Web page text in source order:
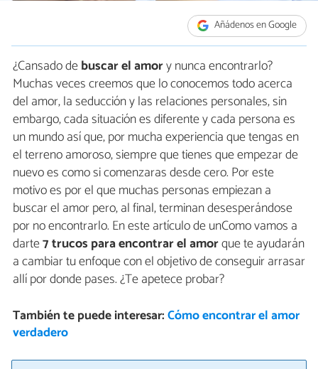
Añádenos en Google
¿Cansado debuscar el amory nunca encontrarlo?
Muchas veces creemos que lo conocemos todo acerca
del amor, la seducción y las relaciones personales, sin
embargo, cada situación es diferente y cada persona es
un mundo así que, por mucha experiencia que tengas en
el terreno amoroso, siempre que tienes que empezar de
nuevo es como si comenzaras desde cero. Por este
motivo es por el que muchas personas empiezan a
buscar el amor pero, al final, terminan desesperándose
por no encontrarlo. En este artículo de unComo vamos a
darte7 trucos para encontrar el amorque te ayudarán
a cambiar tu enfoque con el objetivo de conseguir arrasar
allí por donde pases. ¿Te apetece probar?
También te puede interesar:Cómo encontrar el amor
verdadero